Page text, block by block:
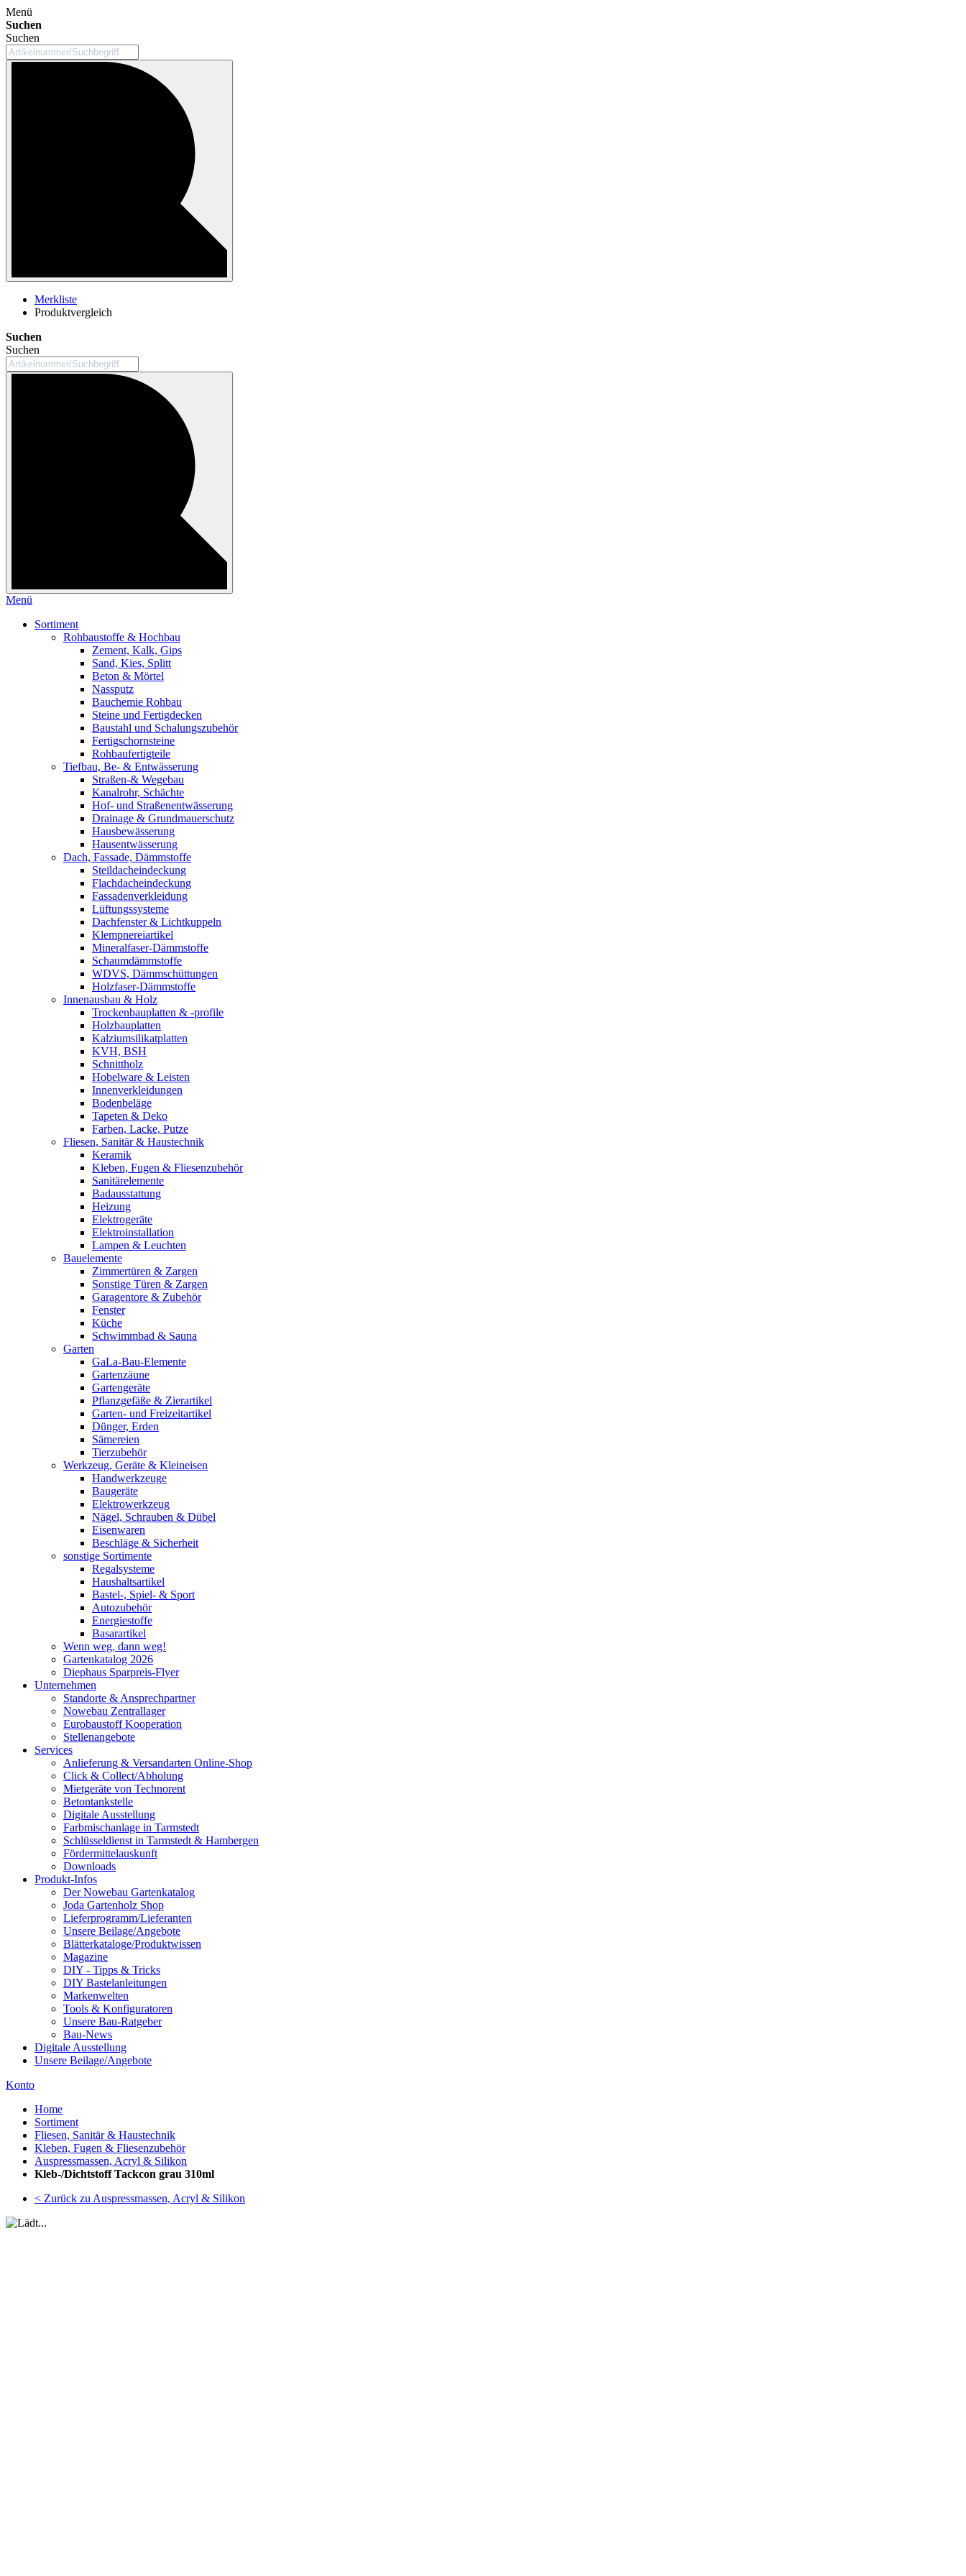
Menü
Suchen
Suchen
Merkliste
Produktvergleich
Suchen
Suchen
Menü
Sortiment
Rohbaustoffe & Hochbau
Zement, Kalk, Gips
Sand, Kies, Splitt
Beton & Mörtel
Nassputz
Bauchemie Rohbau
Steine und Fertigdecken
Baustahl und Schalungszubehör
Fertigschornsteine
Rohbaufertigteile
Tiefbau, Be- & Entwässerung
Straßen-& Wegebau
Kanalrohr, Schächte
Hof- und Straßenentwässerung
Drainage & Grundmauerschutz
Hausbewässerung
Hausentwässerung
Dach, Fassade, Dämmstoffe
Steildacheindeckung
Flachdacheindeckung
Fassadenverkleidung
Lüftungssysteme
Dachfenster & Lichtkuppeln
Klempnereiartikel
Mineralfaser-Dämmstoffe
Schaumdämmstoffe
WDVS, Dämmschüttungen
Holzfaser-Dämmstoffe
Innenausbau & Holz
Trockenbauplatten & -profile
Holzbauplatten
Kalziumsilikatplatten
KVH, BSH
Schnittholz
Hobelware & Leisten
Innenverkleidungen
Bodenbeläge
Tapeten & Deko
Farben, Lacke, Putze
Fliesen, Sanitär & Haustechnik
Keramik
Kleben, Fugen & Fliesenzubehör
Sanitärelemente
Badausstattung
Heizung
Elektrogeräte
Elektroinstallation
Lampen & Leuchten
Bauelemente
Zimmertüren & Zargen
Sonstige Türen & Zargen
Garagentore & Zubehör
Fenster
Küche
Schwimmbad & Sauna
Garten
GaLa-Bau-Elemente
Gartenzäune
Gartengeräte
Pflanzgefäße & Zierartikel
Garten- und Freizeitartikel
Dünger, Erden
Sämereien
Tierzubehör
Werkzeug, Geräte & Kleineisen
Handwerkzeuge
Baugeräte
Elektrowerkzeug
Nägel, Schrauben & Dübel
Eisenwaren
Beschläge & Sicherheit
sonstige Sortimente
Regalsysteme
Haushaltsartikel
Bastel-, Spiel- & Sport
Autozubehör
Energiestoffe
Basarartikel
Wenn weg, dann weg!
Gartenkatalog 2026
Diephaus Sparpreis-Flyer
Unternehmen
Standorte & Ansprechpartner
Nowebau Zentrallager
Eurobaustoff Kooperation
Stellenangebote
Services
Anlieferung & Versandarten Online-Shop
Click & Collect/Abholung
Mietgeräte von Technorent
Betontankstelle
Digitale Ausstellung
Farbmischanlage in Tarmstedt
Schlüsseldienst in Tarmstedt & Hambergen
Fördermittelauskunft
Downloads
Produkt-Infos
Der Nowebau Gartenkatalog
Joda Gartenholz Shop
Lieferprogramm/Lieferanten
Unsere Beilage/Angebote
Blätterkataloge/Produktwissen
Magazine
DIY - Tipps & Tricks
DIY Bastelanleitungen
Markenwelten
Tools & Konfiguratoren
Unsere Bau-Ratgeber
Bau-News
Digitale Ausstellung
Unsere Beilage/Angebote
Konto
Home
Sortiment
Fliesen, Sanitär & Haustechnik
Kleben, Fugen & Fliesenzubehör
Auspressmassen, Acryl & Silikon
Kleb-/Dichtstoff Tackcon grau 310ml
< Zurück zu Auspressmassen, Acryl & Silikon